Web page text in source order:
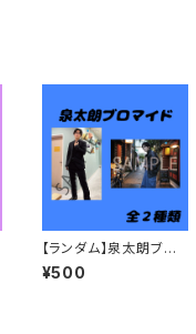
【ランダム】泉太朗ブロ
マイド
¥500